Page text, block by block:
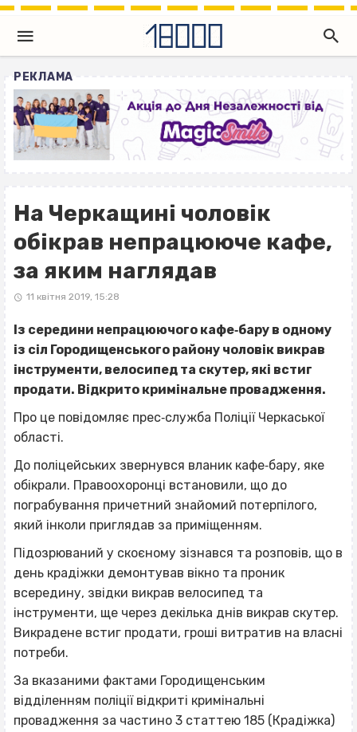
РЕКЛАМА
На Черкащині чоловік
обікрав непрацююче кафе,
за яким наглядав
11 квітня 2019, 15:28
Із середини непрацюючого кафе‐бару в одному
із сіл Городищенського району чоловік викрав
інструменти, велосипед та скутер, які встиг
продати. Відкрито кримінальне провадження.
Про це повідомляє прес‐служба Поліції Черкаської
області.
До поліцейських звернувся вланик кафе‐бару, яке
обікрали. Правоохоронці встановили, що до
пограбування причетний знайомий потерпілого,
який інколи приглядав за приміщенням.
Підозрюваний у скоєному зізнався та розповів, що в
день крадіжки демонтував вікно та проник
всередину, звідки викрав велосипед та
інструменти, ще через декілька днів викрав скутер.
Викрадене встиг продати, гроші витратив на власні
потреби.
За вказаними фактами Городищенським
відділенням поліції відкриті кримінальні
провадження за частино 3 статтею 185 (Крадіжка)